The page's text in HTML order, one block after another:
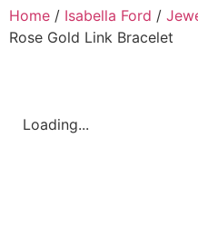
Home / Isabella Ford /
Rose Gold Link Bracelet
Loading...